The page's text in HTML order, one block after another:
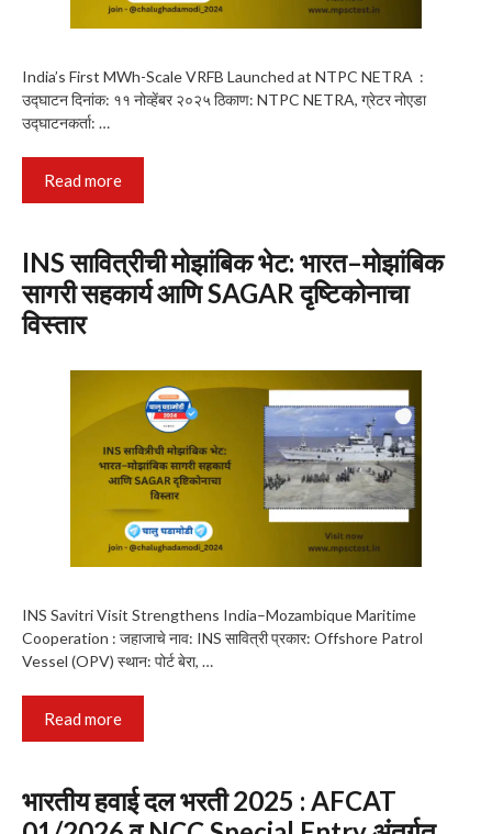
India’s First MWh-Scale VRFB Launched at NTPC NETRA :
उद्घाटन दिनांक: ११ नोव्हेंबर २०२५ ठिकाण: NTPC NETRA, ग्रेटर नोएडा
उद्घाटनकर्ता: …
Read more
INS सावित्रीची मोझांबिक भेट: भारत–मोझांबिक
सागरी सहकार्य आणि SAGAR दृष्टिकोनाचा
विस्तार
INS Savitri Visit Strengthens India–Mozambique Maritime
Cooperation : जहाजाचे नाव: INS सावित्री प्रकार: Offshore Patrol
Vessel (OPV) स्थान: पोर्ट बेरा, …
Read more
भारतीय हवाई दल भरती 2025 : AFCAT